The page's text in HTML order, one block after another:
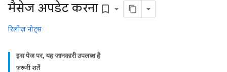
मैसेज अपडेट करना bookmark_border
रिलीज़ नोट्स
इस पेज पर, यह जानकारी उपलब्ध है
ज़रूरी शर्तें